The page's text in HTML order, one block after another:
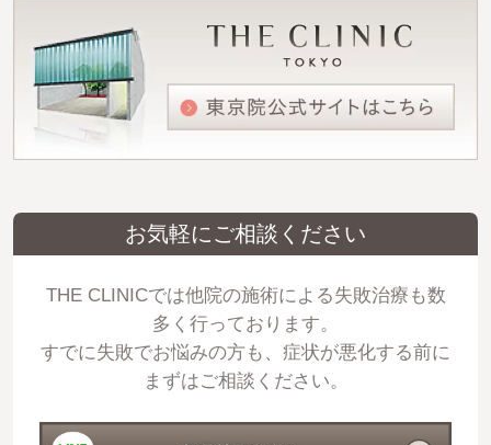
お気軽にご相談ください
THE CLINICでは他院の施術による失敗治療も数
多く行っております。
すでに失敗でお悩みの方も、症状が悪化する前に
まずはご相談ください。